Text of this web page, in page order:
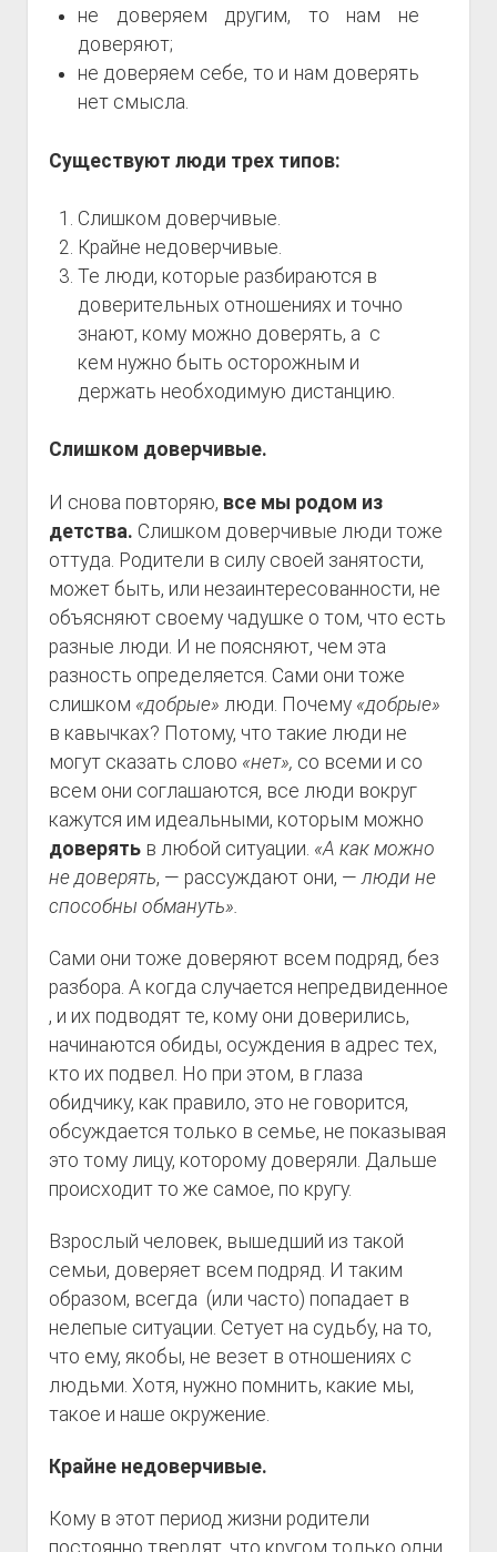
не доверяем другим, то нам не
доверяют;
не доверяем себе, то и нам доверять
нет смысла.
Существуют люди трех типов:
Слишком доверчивые.
Крайне недоверчивые.
Те люди, которые разбираются в
доверительных отношениях и точно
знают, кому можно доверять, а с
кем нужно быть осторожным и
держать необходимую дистанцию.
Слишком доверчивые.
И снова повторяю, все мы родом из
детства. Слишком доверчивые люди тоже
оттуда. Родители в силу своей занятости,
может быть, или незаинтересованности, не
объясняют своему чадушке о том, что есть
разные люди. И не поясняют, чем эта
разность определяется. Сами они тоже
слишком «добрые» люди. Почему «добрые»
в кавычках? Потому, что такие люди не
могут сказать слово «нет», со всеми и со
всем они соглашаются, все люди вокруг
кажутся им идеальными, которым можно
доверять в любой ситуации. «А как можно
не доверять, — рассуждают они, — люди не
способны обмануть».
Сами они тоже доверяют всем подряд, без
разбора. А когда случается непредвиденное
, и их подводят те, кому они доверились,
начинаются обиды, осуждения в адрес тех,
кто их подвел. Но при этом, в глаза
обидчику, как правило, это не говорится,
обсуждается только в семье, не показывая
это тому лицу, которому доверяли. Дальше
происходит то же самое, по кругу.
Взрослый человек, вышедший из такой
семьи, доверяет всем подряд. И таким
образом, всегда (или часто) попадает в
нелепые ситуации. Сетует на судьбу, на то,
что ему, якобы, не везет в отношениях с
людьми. Хотя, нужно помнить, какие мы,
такое и наше окружение.
Крайне недоверчивые.
Кому в этот период жизни родители
постоянно твердят, что кругом только одни